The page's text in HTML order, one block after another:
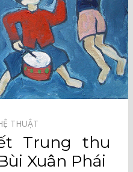
THUẬT⠀
Trung thu
Xuân Phái